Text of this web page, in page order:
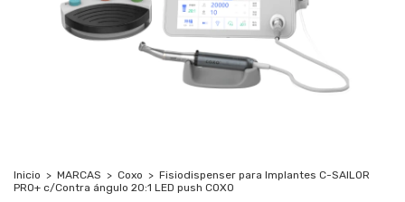
Inicio > MARCAS > Coxo > Fisiodispenser para Implantes C-SAILOR
PRO+ c/Contra ángulo 20:1 LED push COXO